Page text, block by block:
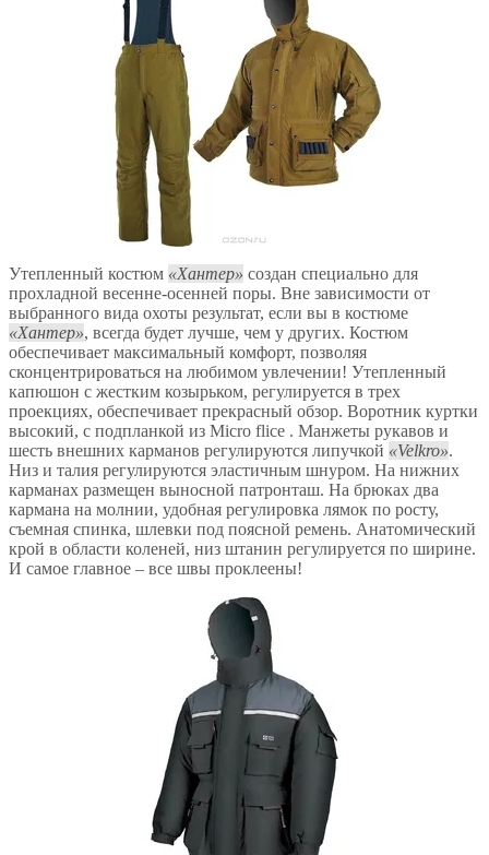
Утепленный костюм Хантер
создан специально для
прохладной весенне-осенней поры. Вне зависимости от
выбранного вида охоты результат, если вы в костюме
Хантер , всегда будет лучше, чем у других. Костюм
обеспечивает максимальный комфорт, позволяя
сконцентрироваться на любимом увлечении! Утепленный
капюшон с жестким козырьком, регулируется в трех
проекциях, обеспечивает прекрасный обзор. Воротник куртки
высокий, с подпланкой из Micro flice . Манжеты рукавов и
шесть внешних карманов регулируются липучкой
Velkro .
Низ и талия регулируются эластичным шнуром. На нижних
карманах размещен выносной патронташ. На брюках два
кармана на молнии, удобная регулировка лямок по росту,
съемная спинка, шлевки под поясной ремень. Анатомический
крой в области коленей, низ штанин регулируется по ширине.
И самое главное – все швы проклеены!